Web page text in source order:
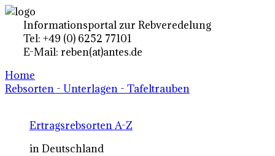
Informationsportal zur Rebveredelung
Tel: +49 (0) 6252 77101
E-Mail: reben(at)antes.de
Home
Rebsorten - Unterlagen - Tafeltrauben
Ertragsrebsorten A-Z
in Deutschland